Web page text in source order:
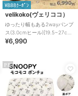
¥888ｸｰﾎﾟﾝ
velikoko(ヴェリココ）
ゆったり幅もある2wayパンプ
ス(3.0cmヒール)[19.5~27cm]
ラクチンきれいシューズ
¥6,990
PR